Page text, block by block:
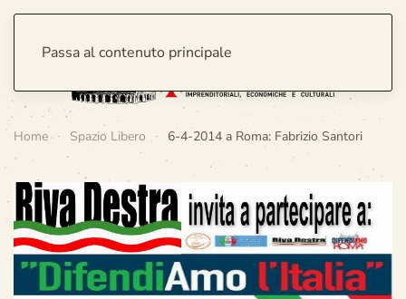
Passa al contenuto principale
Home Spazio Libero 6-4-2014 a Roma: Fabrizio Santori